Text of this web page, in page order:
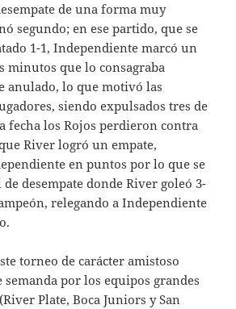
de una forma muy
segundo; en ese partido, que se
1-1, Independiente marcó un
minutos que lo consagraba
anulado, lo que motivó las
siendo expulsados tres de
fecha los Rojos perdieron contra
River logró un empate,
en puntos por lo que se
desempate donde River goleó 3-
relegando a Independiente
torneo de carácter amistoso
semanda por los equipos grandes
Plate, Boca Juniors y San